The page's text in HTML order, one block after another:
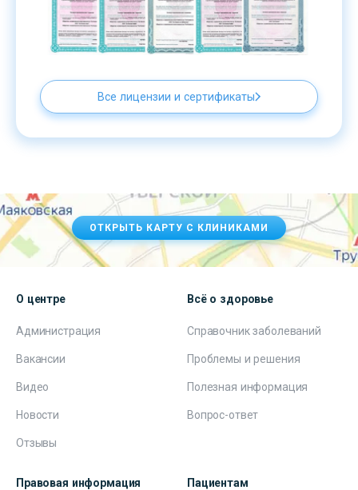
Все лицензии и сертификаты
ОТКРЫТЬ КАРТУ С КЛИНИКАМИ
О центре
Администрация
Вакансии
Видео
Новости
Отзывы
Всё о здоровье
Справочник заболеваний
Проблемы и решения
Полезная информация
Вопрос-ответ
Правовая информация Пациентам